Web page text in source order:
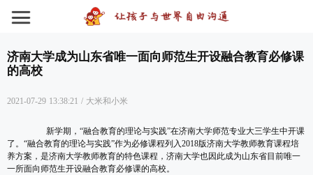
济南大学成为山东省唯一面向师范生开设融合教育必修课
的高校
2021-07-29 13:38:21 / 大米和小米
新学期，“融合教育的理论与实践”在济南大学师范专业大三学生中开课
了。“融合教育的理论与实践”作为必修课程列入2018版济南大学教师教育课程培
养方案，是济南大学教师教育的特色课程，济南大学也因此成为山东省目前唯一
一所面向师范生开设融合教育必修课的高校。